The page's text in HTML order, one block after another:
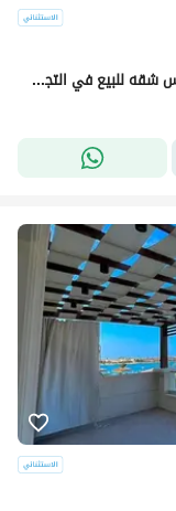
بخصم 35% استلم فوري بتشطيب الترا سوبر لوكس شقه للبيع في التجمع الخامس كمبوند مايان Mayan new cairo امام الرحاب بجوار كريك تاون والمطار دقائق من AUC